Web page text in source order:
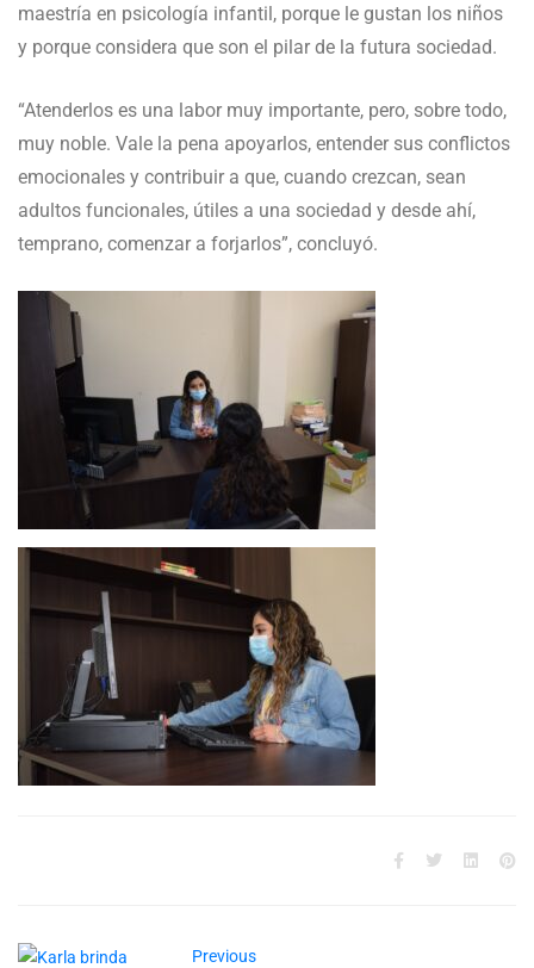
maestría en psicología infantil, porque le gustan los niños
y porque considera que son el pilar de la futura sociedad.
“Atenderlos es una labor muy importante, pero, sobre todo,
muy noble. Vale la pena apoyarlos, entender sus conflictos
emocionales y contribuir a que, cuando crezcan, sean
adultos funcionales, útiles a una sociedad y desde ahí,
temprano, comenzar a forjarlos”, concluyó.
Previous